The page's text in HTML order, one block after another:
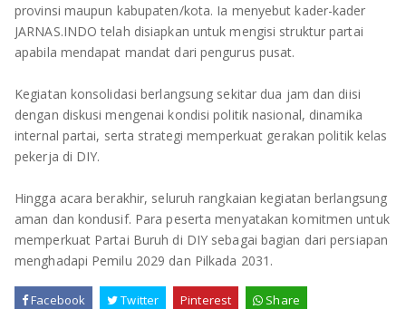
provinsi maupun kabupaten/kota. Ia menyebut kader-kader
JARNAS.INDO telah disiapkan untuk mengisi struktur partai
apabila mendapat mandat dari pengurus pusat.
Kegiatan konsolidasi berlangsung sekitar dua jam dan diisi
dengan diskusi mengenai kondisi politik nasional, dinamika
internal partai, serta strategi memperkuat gerakan politik kelas
pekerja di DIY.
Hingga acara berakhir, seluruh rangkaian kegiatan berlangsung
aman dan kondusif. Para peserta menyatakan komitmen untuk
memperkuat Partai Buruh di DIY sebagai bagian dari persiapan
menghadapi Pemilu 2029 dan Pilkada 2031.
Facebook Twitter Pinterest Share